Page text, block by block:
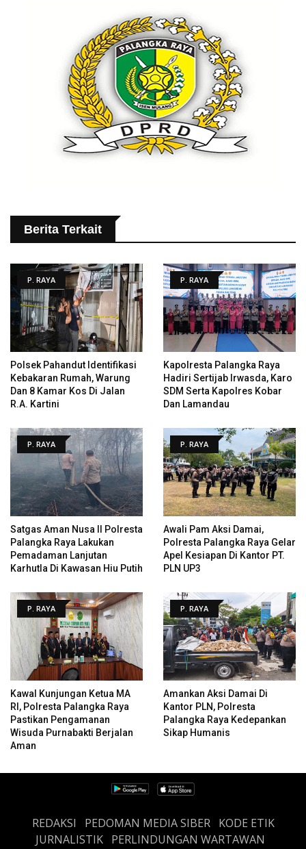
Berita Terkait
P. RAYA
Polsek Pahandut Identifikasi
Kebakaran Rumah, Warung
Dan 8 Kamar Kos Di Jalan
R.A. Kartini
P. RAYA
Kapolresta Palangka Raya
Hadiri Sertijab Irwasda, Karo
SDM Serta Kapolres Kobar
Dan Lamandau
P. RAYA
Satgas Aman Nusa II Polresta
Palangka Raya Lakukan
Pemadaman Lanjutan
Karhutla Di Kawasan Hiu Putih
P. RAYA
Awali Pam Aksi Damai,
Polresta Palangka Raya Gelar
Apel Kesiapan Di Kantor PT.
PLN UP3
P. RAYA
Kawal Kunjungan Ketua MA
RI, Polresta Palangka Raya
Pastikan Pengamanan
Wisuda Purnabakti Berjalan
Aman
P. RAYA
Amankan Aksi Damai Di
Kantor PLN, Polresta
Palangka Raya Kedepankan
Sikap Humanis
REDAKSI PEDOMAN MEDIA SIBER
KODE ETIK
JURNALISTIK PERLINDUNGAN WARTAWAN